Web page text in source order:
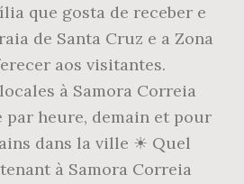
que gosta de receber e
de Santa Cruz e a Zona
aos visitantes.
à Samora Correia
heure, demain et pour
dans la ville ☀ Quel
à Samora Correia